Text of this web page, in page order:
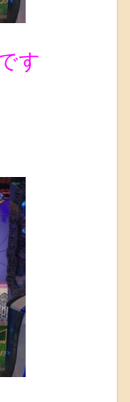
す